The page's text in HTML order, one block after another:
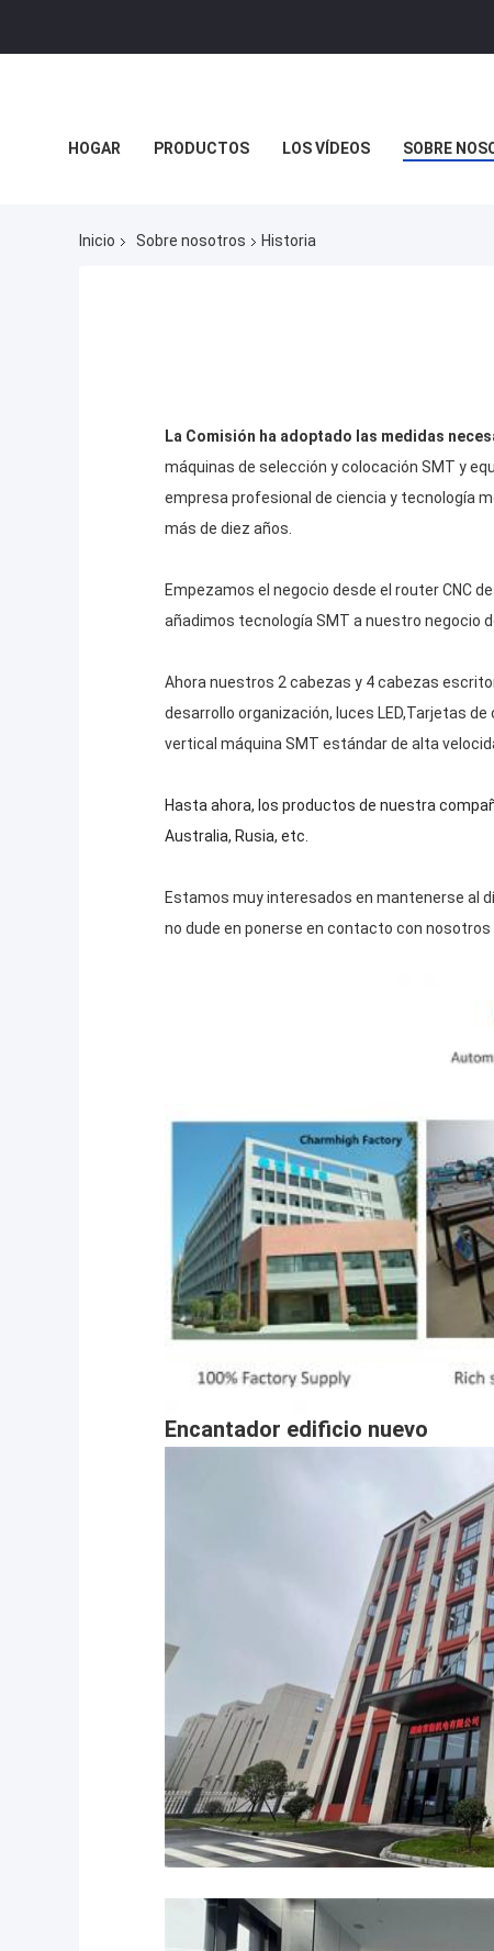
HOGAR PRODUCTOS LOS VÍDEOS SOBRE
Inicio Sobre nosotros Historia
La Comisión ha adoptado las medidas
máquinas de selección y colocación SMT y
empresa profesional de ciencia y tecnología
más de diez años.
Empezamos el negocio desde el router CNC
añadimos tecnología SMT a nuestro negocio
Ahora nuestros 2 cabezas y 4 cabezas
desarrollo organización, luces LED,Tarjetas
vertical máquina SMT estándar de alta
Hasta ahora, los productos de nuestra
Australia, Rusia, etc.
Estamos muy interesados en mantenerse al
no dude en ponerse en contacto con
Encantador edificio nuevo